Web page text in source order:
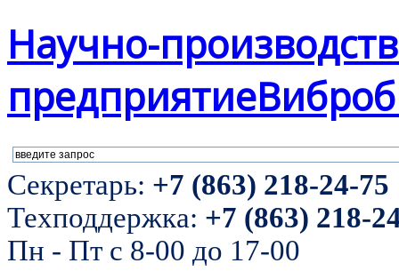
Научно-
предприятие
Секретарь: +7 (863) 218-24-75
Техподдержка: +7 (863) 218-
Пн - Пт с 8-00 до 17-00